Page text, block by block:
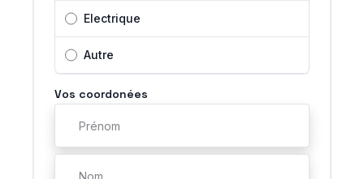
Electrique
Autre
Vos coordonées